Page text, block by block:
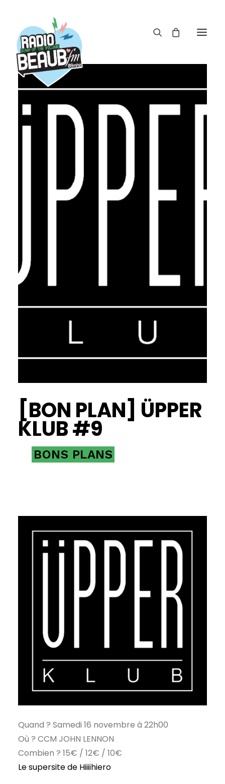
ACTUS
[BON PLAN] ÜPPER
KLUB #9
BONS PLANS
Quand ? Samedi 16 novembre à 22h00
Où ? CCM JOHN LENNON
Combien ? 15€ / 12€ / 10€
Le supersite de Hiiiihiero